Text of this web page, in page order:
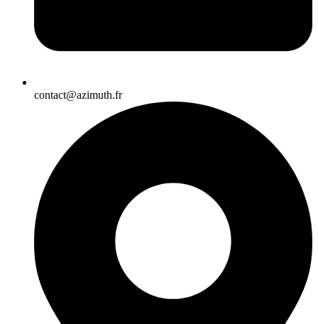
contact@azimuth.fr